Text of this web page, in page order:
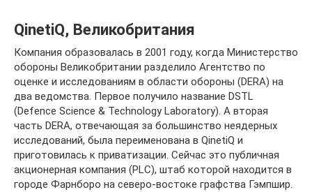
QinetiQ, Великобритания
Компания образовалась в 2001 году, когда Министерство
обороны Великобритании разделило Агентство по
оценке и исследованиям в области обороны (DERA) на
два ведомства. Первое получило название DSTL
(Defence Science & Technology Laboratory). А вторая
часть DERA, отвечающая за большинство неядерных
исследований, была переименована в QinetiQ и
приготовилась к приватизации. Сейчас это публичная
акционерная компания (PLC), штаб которой находится в
городе Фарнборо на северо-востоке графства Гэмпшир.